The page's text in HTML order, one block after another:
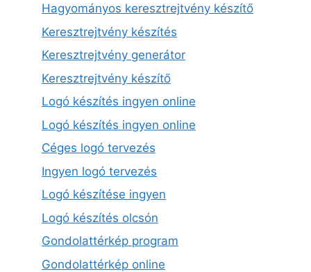
Hagyományos keresztrejtvény készítő
Keresztrejtvény készítés
Keresztrejtvény generátor
Keresztrejtvény készítő
Logó készítés ingyen online
Logó készítés ingyen online
Céges logó tervezés
Ingyen logó tervezés
Logó készítése ingyen
Logó készítés olcsón
Gondolattérkép program
Gondolattérkép online